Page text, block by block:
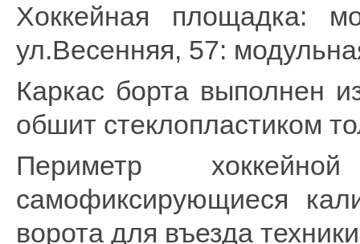
Хоккейная площадка:
ул.Весенняя, 57:
Каркас борта выполнен
обшит стеклопластиком
Периметр
самофиксирующиеся
ворота для въезда